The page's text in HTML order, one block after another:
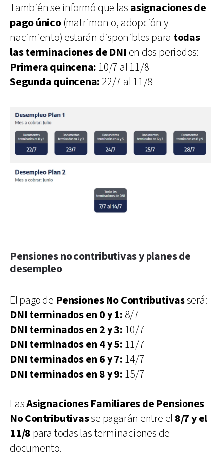
También se informó que las asignaciones de
pago único(matrimonio, adopción y
nacimiento) estarán disponibles para todas
las terminaciones de DNI en dos periodos:
Primera quincena: 10/7 al 11/8
Segunda quincena: 22/7 al 11/8
Pensiones no contributivas y planes de
desempleo
El pago de Pensiones No Contributivasserá:
DNI terminados en 0 y 1: 8/7
DNI terminados en 2 y 3: 10/7
DNI terminados en 4 y 5: 11/7
DNI terminados en 6 y 7: 14/7
DNI terminados en 8 y 9: 15/7
LasAsignaciones Familiares de Pensiones
No Contributivasse pagarán entre el 8/7 y el
11/8 para todas las terminaciones de
documento.